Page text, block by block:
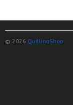
© 2026 QuillingShop